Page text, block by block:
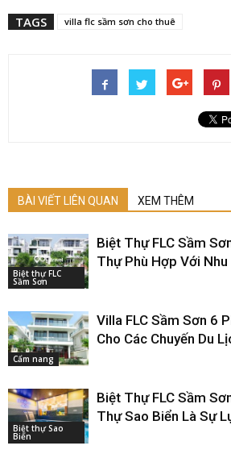
TAGS villa flc sầm sơn cho thuê
BÀI VIẾT LIÊN QUAN XEM THÊM
Biệt thự FLC
Sầm Sơn
Biệt Thự FLC Sầm
Thự Phù Hợp Với Nhu
Cẩm nang
Villa FLC Sầm Sơn 6
Cho Các Chuyến Du
Biệt thự Sao
Biển
Biệt Thự FLC Sầm
Thự Sao Biển Là Sự